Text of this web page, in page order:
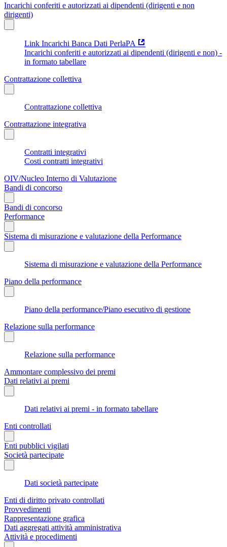
Incarichi conferiti e autorizzati ai dipendenti (dirigenti e non
dirigenti)
Link Incarichi Banca Dati PerlaPA
Incarichi conferiti e autorizzati ai dipendenti (dirigenti e non) -
in formato tabellare
Contrattazione collettiva
Contrattazione collettiva
Contrattazione integrativa
Contratti integrativi
Costi contratti integrativi
OIV/Nucleo Interno di Valutazione
Bandi di concorso
Bandi di concorso
Performance
Sistema di misurazione e valutazione della Performance
Sistema di misurazione e valutazione della Performance
Piano della performance
Piano della performance/Piano esecutivo di gestione
Relazione sulla performance
Relazione sulla performance
Ammontare complessivo dei premi
Dati relativi ai premi
Dati relativi ai premi - in formato tabellare
Enti controllati
Enti pubblici vigilati
Società partecipate
Dati società partecipate
Enti di diritto privato controllati
Provvedimenti
Rappresentazione grafica
Dati aggregati attività amministrativa
Attività e procedimenti